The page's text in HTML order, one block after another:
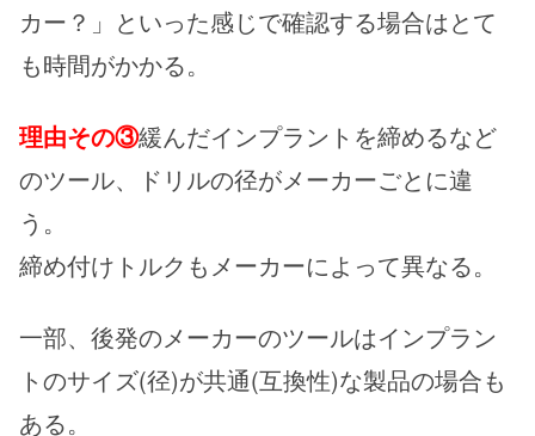
カー？」といった感じで確認する場合はとて
も時間がかかる。
理由その③緩んだインプラントを締めるなど
のツール、ドリルの径がメーカーごとに違
う。
締め付けトルクもメーカーによって異なる。
一部、後発のメーカーのツールはインプラン
トのサイズ(径)が共通(互換性)な製品の場合も
ある。